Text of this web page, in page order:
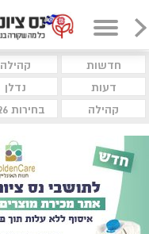
חדשות קהילה
דעות
נדלן
קהילה
בחירות 2026